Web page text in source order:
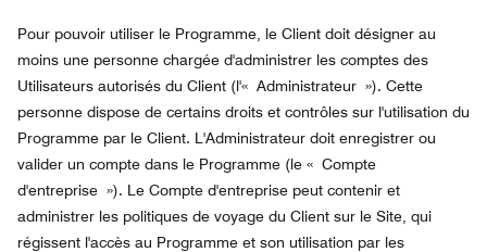
Pour pouvoir utiliser le Programme, le Client doit désigner au
moins une personne chargée d'administrer les comptes des
Utilisateurs autorisés du Client (l'« Administrateur »). Cette
personne dispose de certains droits et contrôles sur l'utilisation du
Programme par le Client. L'Administrateur doit enregistrer ou
valider un compte dans le Programme (le « Compte
d'entreprise »). Le Compte d'entreprise peut contenir et
administrer les politiques de voyage du Client sur le Site, qui
régissent l'accès au Programme et son utilisation par les